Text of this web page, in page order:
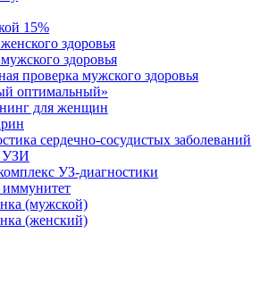
15%
здоровья
здоровья
проверка мужского здоровья
оптимальный»
для женщин
сердечно-сосудистых заболеваний
УЗИ
УЗ-диагностики
(мужской)
(женский)